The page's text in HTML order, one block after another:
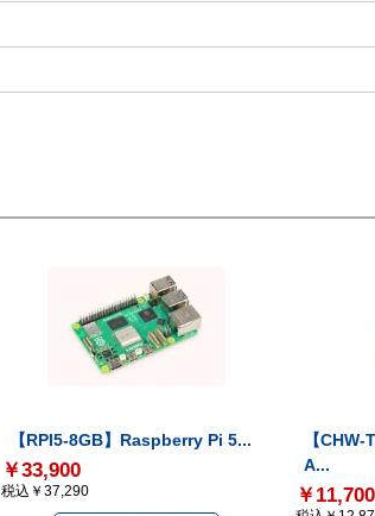
【RPI5-8GB】Raspberry Pi 5...
￥33,900
税込￥37,290
【
A...
￥11,700